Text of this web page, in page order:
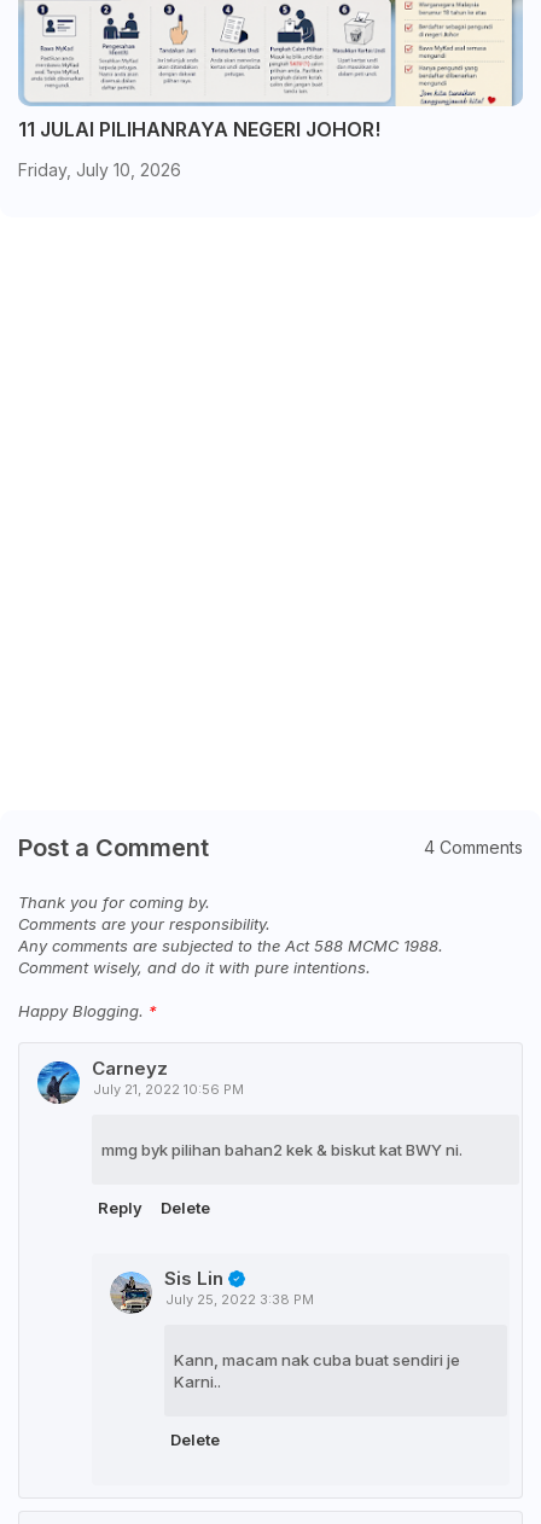
11 JULAI PILIHANRAYA NEGERI JOHOR!
Friday, July 10, 2026
Post a Comment 4 Comments
Thank you for coming by.
Comments are your responsibility.
Any comments are subjected to the Act 588 MCMC 1988.
Comment wisely, and do it with pure intentions.
Happy Blogging.
Carneyz
July 21, 2022 10:56 PM
mmg byk pilihan bahan2 kek & biskut kat BWY ni.
Reply Delete
Sis Lin
July 25, 2022 3:38 PM
Kann, macam nak cuba buat sendiri je
Karni..
Delete